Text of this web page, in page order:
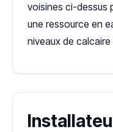
voisines ci-dessus
une ressource en
niveaux de